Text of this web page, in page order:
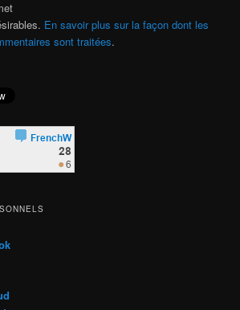
En savoir plus sur la façon dont les
sont traitées.